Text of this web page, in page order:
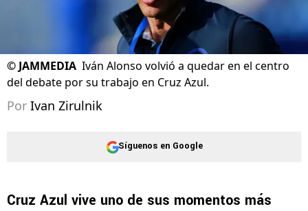
© JAMMEDIA Iván Alonso volvió a quedar en el centro
del debate por su trabajo en Cruz Azul.
Por Ivan Zirulnik
Síguenos en Google
Cruz Azul vive uno de sus momentos más